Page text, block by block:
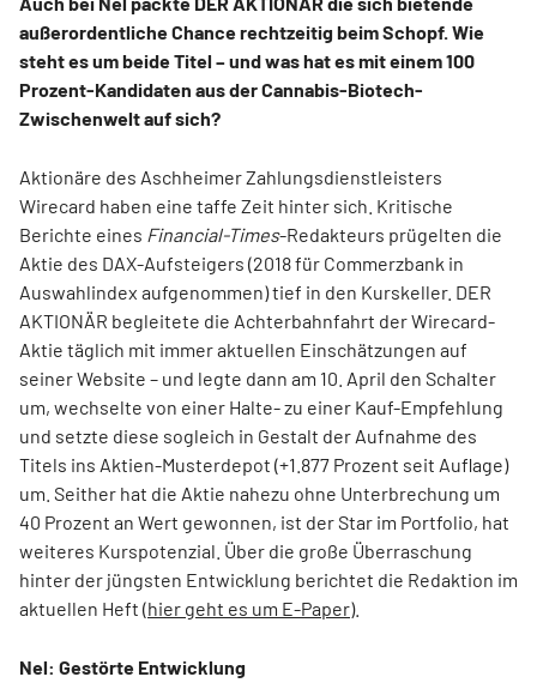
außerordentliche Chance rechtzeitig beim Schopf. Wie
steht es um beide Titel – und was hat es mit einem 100
Prozent-Kandidaten aus der Cannabis-Biotech-
Zwischenwelt auf sich?
Aktionäre des Aschheimer Zahlungsdienstleisters
Wirecard haben eine taffe Zeit hinter sich. Kritische
Berichte eines Financial-Times-Redakteurs prügelten die
Aktie des DAX-Aufsteigers (2018 für Commerzbank in
Auswahlindex aufgenommen) tief in den Kurskeller. DER
AKTIONÄR begleitete die Achterbahnfahrt der Wirecard-
Aktie täglich mit immer aktuellen Einschätzungen auf
seiner Website – und legte dann am 10. April den Schalter
um, wechselte von einer Halte- zu einer Kauf-Empfehlung
und setzte diese sogleich in Gestalt der Aufnahme des
Titels ins Aktien-Musterdepot (+1.877 Prozent seit Auflage)
um. Seither hat die Aktie nahezu ohne Unterbrechung um
40 Prozent an Wert gewonnen, ist der Star im Portfolio, hat
weiteres Kurspotenzial. Über die große Überraschung
hinter der jüngsten Entwicklung berichtet die Redaktion im
aktuellen Heft (hier geht es um E-Paper).
Nel: Gestörte Entwicklung